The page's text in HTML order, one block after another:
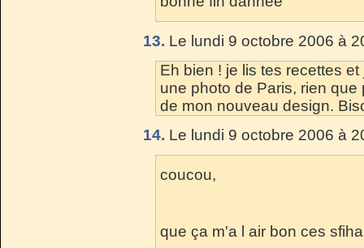
13. Le lundi 9 octobre 2006 à
Eh bien ! je lis tes recettes
une photo de Paris, rien
de mon nouveau design.
14. Le lundi 9 octobre 2006 à
coucou,
que ça m'a l air bon ces